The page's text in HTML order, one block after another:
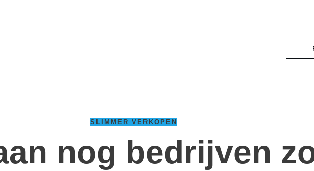
SLIMMER VERKOPEN
nog bedrijven